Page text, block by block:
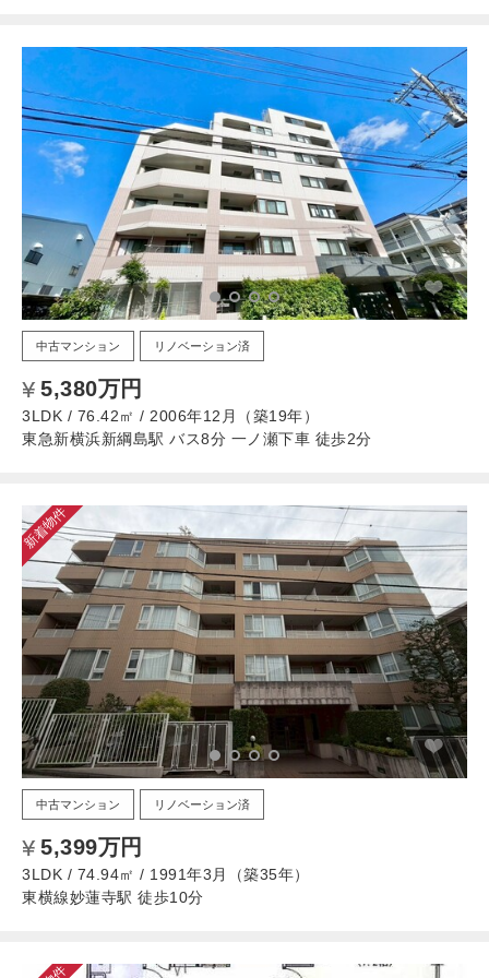
中古マンション リノベーション済
5,380万円
3LDK / 76.42㎡ / 2006年12月（築19年）
東急新横浜新綱島駅 バス8分 一ノ瀬下車 徒歩2分
新着物件
中古マンション リノベーション済
5,399万円
3LDK / 74.94㎡ / 1991年3月（築35年）
東横線妙蓮寺駅 徒歩10分